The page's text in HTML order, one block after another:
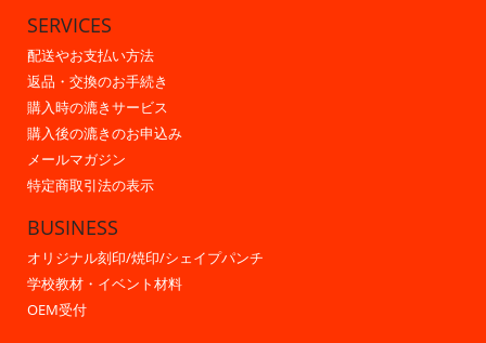
SERVICES
配送やお支払い方法
返品・交換のお手続き
購入時の漉きサービス
購入後の漉きのお申込み
メールマガジン
特定商取引法の表示
BUSINESS
オリジナル刻印/焼印/シェイプパンチ
学校教材・イベント材料
OEM受付